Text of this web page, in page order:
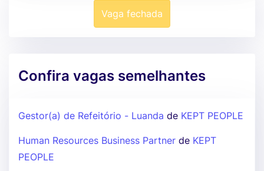
Vaga fechada
Confira vagas semelhantes
Gestor(a) de Refeitório - Luanda de KEPT PEOPLE
Human Resources Business Partner de KEPT
PEOPLE